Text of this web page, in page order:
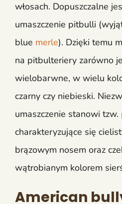
włosach. Dopuszczalne
umaszczenie pitbulli
blue merle). Dzięki temu
na pitbulteriery zarówno
wielobarwne, w wielu
czarny czy niebieski.
umaszczenie stanowi tzw.
charakteryzujące się
brązowym nosem oraz
wątrobianym kolorem
American